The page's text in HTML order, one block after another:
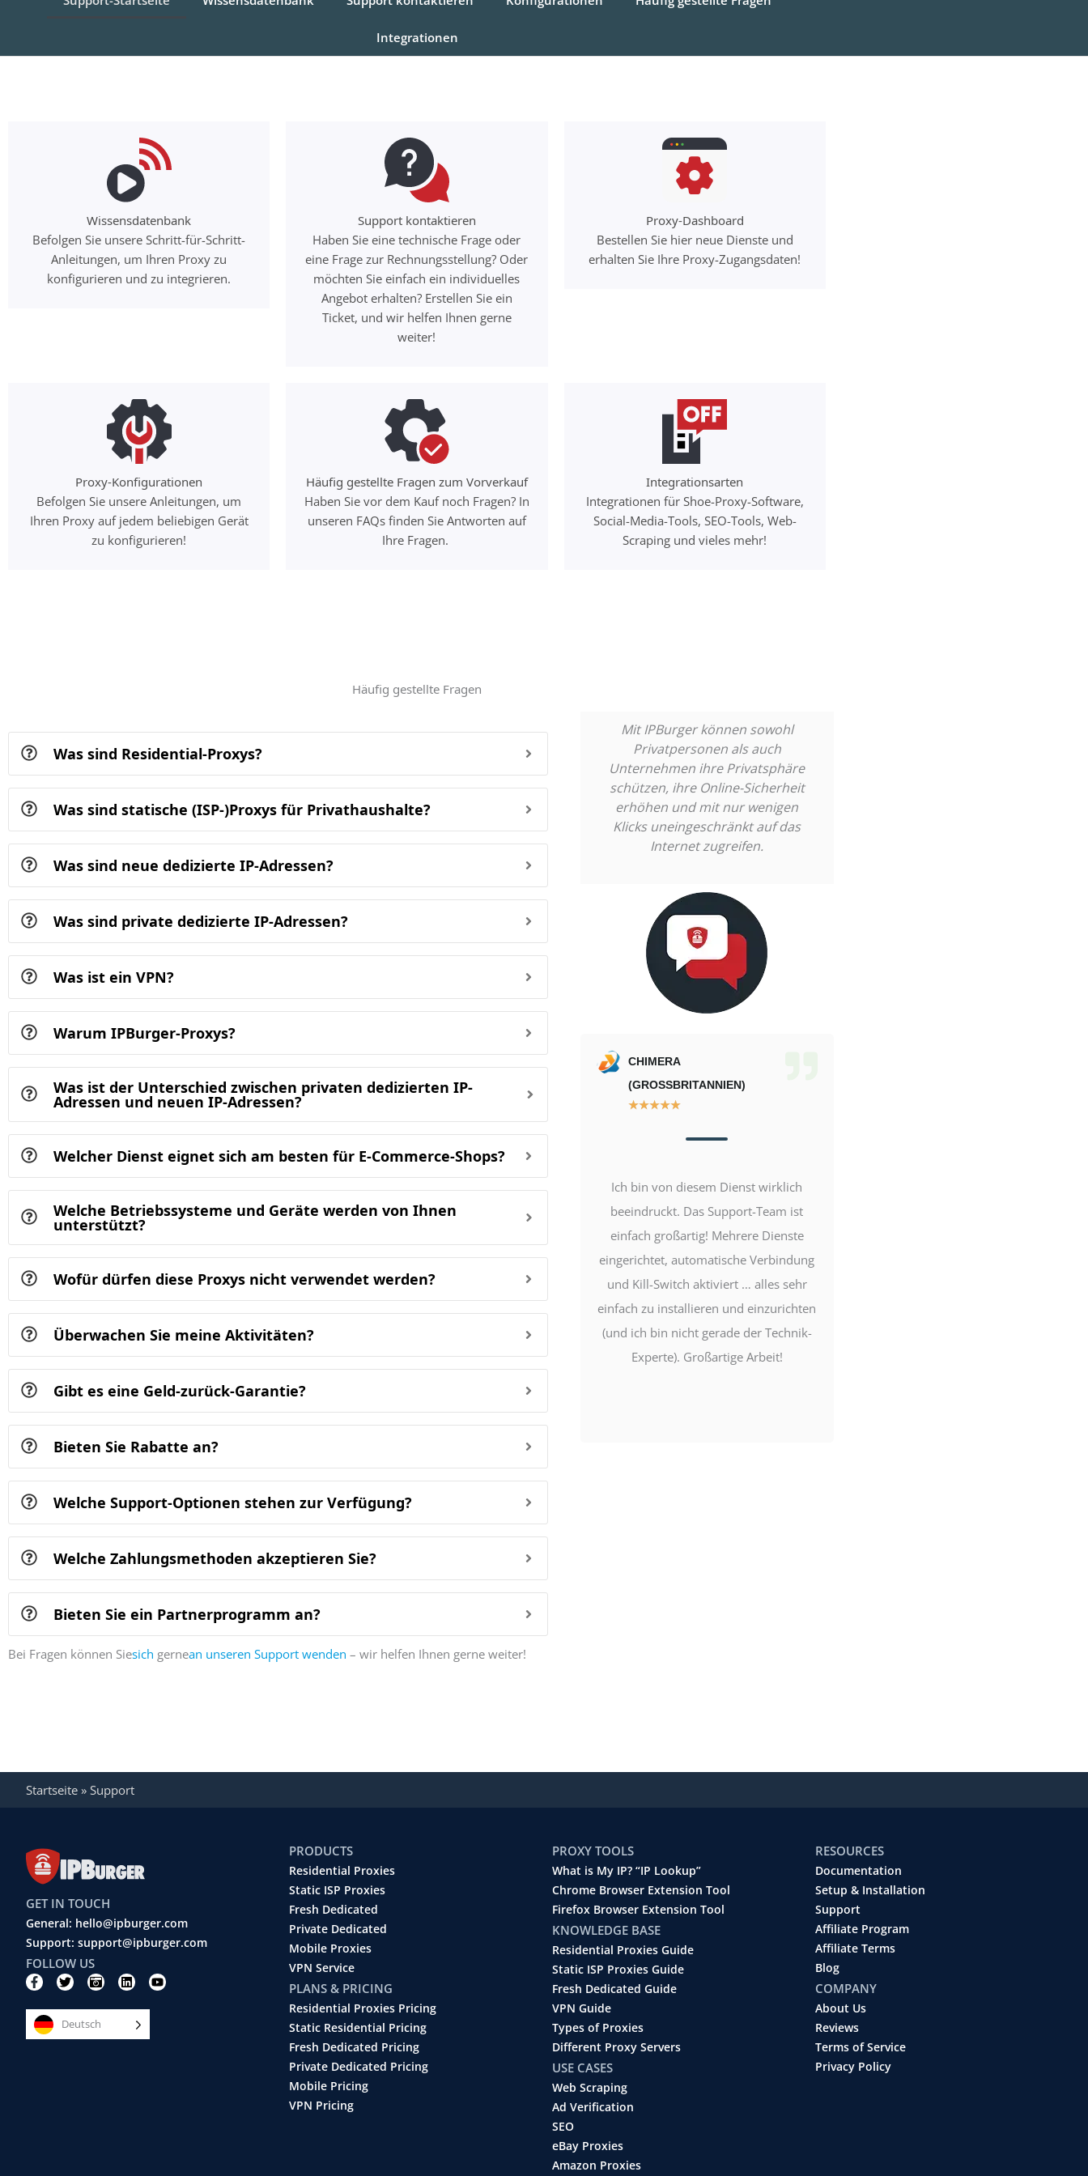
Integrationen
Wissensdatenbank
Befolgen Sie unsere Schritt-für-Schritt-
Anleitungen, um Ihren Proxy zu
konfigurieren und zu integrieren.
Support kontaktieren
Haben Sie eine technische Frage oder
eine Frage zur Rechnungsstellung? Oder
möchten Sie einfach ein individuelles
Angebot erhalten? Erstellen Sie ein
Ticket, und wir helfen Ihnen gerne
weiter!
Proxy-Dashboard
Bestellen Sie hier neue Dienste und
erhalten Sie Ihre Proxy-Zugangsdaten!
Proxy-Konfigurationen
Befolgen Sie unsere Anleitungen, um
Ihren Proxy auf jedem beliebigen Gerät
zu konfigurieren!
Häufig gestellte Fragen zum Vorverkauf
Haben Sie vor dem Kauf noch Fragen? In
unseren FAQs finden Sie Antworten auf
Ihre Fragen.
Integrationsarten
Integrationen für Shoe-Proxy-Software,
Social-Media-Tools, SEO-Tools, Web-
Scraping und vieles mehr!
Häufig gestellte Fragen
Was sind Residential-Proxys?
Was sind statische (ISP-)Proxys für Privathaushalte?
Was sind neue dedizierte IP-Adressen?
Was sind private dedizierte IP-Adressen?
Was ist ein VPN?
Warum IPBurger-Proxys?
Was ist der Unterschied zwischen privaten dedizierten IP-
Adressen und neuen IP-Adressen?
Welcher Dienst eignet sich am besten für E-Commerce-Shops?
Welche Betriebssysteme und Geräte werden von Ihnen
unterstützt?
Wofür dürfen diese Proxys nicht verwendet werden?
Überwachen Sie meine Aktivitäten?
Gibt es eine Geld-zurück-Garantie?
Bieten Sie Rabatte an?
Welche Support-Optionen stehen zur Verfügung?
Welche Zahlungsmethoden akzeptieren Sie?
Bieten Sie ein Partnerprogramm an?
Bei Fragen können Siesich gernean unseren Support wenden – wir helfen Ihnen gerne weiter!
Mit IPBurger können sowohl
Privatpersonen als auch
Unternehmen ihre Privatsphäre
schützen, ihre Online-Sicherheit
erhöhen und mit nur wenigen
Klicks uneingeschränkt auf das
Internet zugreifen.
CHIMERA
(GROSSBRITANNIEN)
★★★★★
Ich bin von diesem Dienst wirklich
beeindruckt. Das Support-Team ist
einfach großartig! Mehrere Dienste
eingerichtet, automatische Verbindung
und Kill-Switch aktiviert … alles sehr
einfach zu installieren und einzurichten
(und ich bin nicht gerade der Technik-
Experte). Großartige Arbeit!
Startseite » Support
GET IN TOUCH
General: hello@ipburger.com
Support: support@ipburger.com
FOLLOW US
F
a
e
b
o
T
w
t
t
e
C
a
e
r
a
L
i
k
d
Y
o
Deutsch
PRODUCTS
Residential Proxies
Static ISP Proxies
Fresh Dedicated
Private Dedicated
Mobile Proxies
VPN Service
PLANS & PRICING
Residential Proxies Pricing
Static Residential Pricing
Fresh Dedicated Pricing
Private Dedicated Pricing
Mobile Pricing
VPN Pricing
PROXY TOOLS
What is My IP? “IP Lookup”
Chrome Browser Extension Tool
Firefox Browser Extension Tool
KNOWLEDGE BASE
Residential Proxies Guide
Static ISP Proxies Guide
Fresh Dedicated Guide
VPN Guide
Types of Proxies
Different Proxy Servers
USE CASES
Web Scraping
Ad Verification
SEO
eBay Proxies
Amazon Proxies
RESOURCES
Documentation
Setup & Installation
Support
Affiliate Program
Affiliate Terms
Blog
COMPANY
About Us
Reviews
Terms of Service
Privacy Policy